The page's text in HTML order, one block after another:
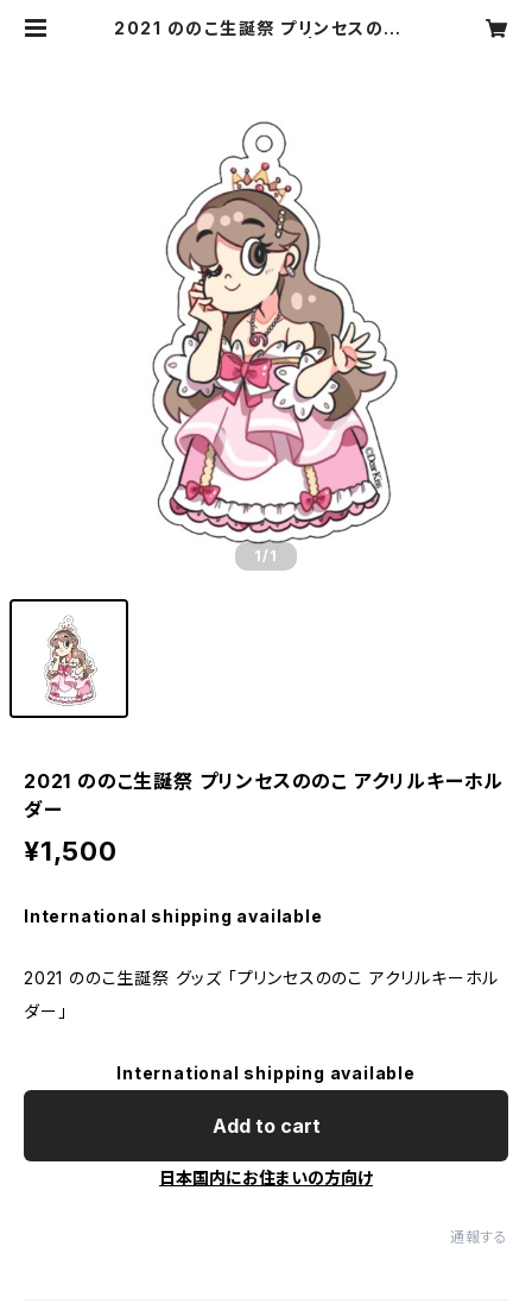
2021 ののこ生誕祭 プリンセスののこ
1/1
2021 ののこ生誕祭 プリンセスののこ アクリルキーホル
ダー
¥1,500
International shipping available
2021 ののこ生誕祭 グッズ 「プリンセスののこ アクリルキーホル
ダー」
International shipping available
Add to cart
日本国内にお住まいの方向け
通報する